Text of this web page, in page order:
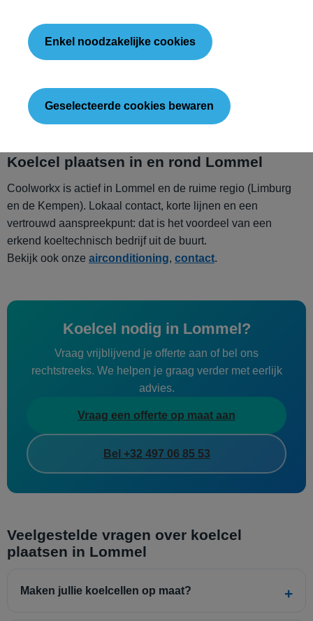
betrouwbaar werkt en blijft werken. Met onderhoud
houden we je koelcel nadien in topvorm.
KOEL/KEU/e.2016.001.c00 · Partner van Mitsubishi, Fujitsu
& R-Aqua
Koelcel plaatsen in en rond Lommel
Coolworkx is actief in Lommel en de ruime regio (Limburg
en de Kempen). Lokaal contact, korte lijnen en een
vertrouwd aanspreekpunt: dat is het voordeel van een
erkend koeltechnisch bedrijf uit de buurt.
Bekijk ook onze airconditioning, contact.
Koelcel nodig in Lommel?
Vraag vrijblijvend je offerte aan of bel ons
rechtstreeks. We helpen je graag verder met eerlijk
advies.
Vraag een offerte op maat aan
Bel +32 497 06 85 53
Veelgestelde vragen over koelcel
plaatsen in Lommel
Maken jullie koelcellen op maat?
Enkel noodzakelijke cookies
Geselecteerde cookies bewaren